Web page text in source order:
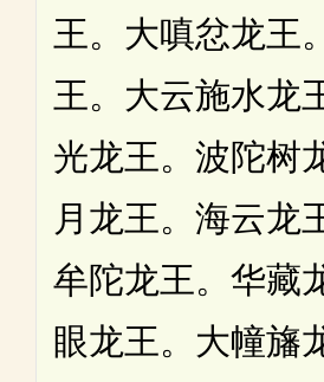
王。大嗔忿龙王
王。大云施水龙
光龙王。波陀树
月龙王。海云龙
牟陀龙王。华藏
眼龙王。大幢旛